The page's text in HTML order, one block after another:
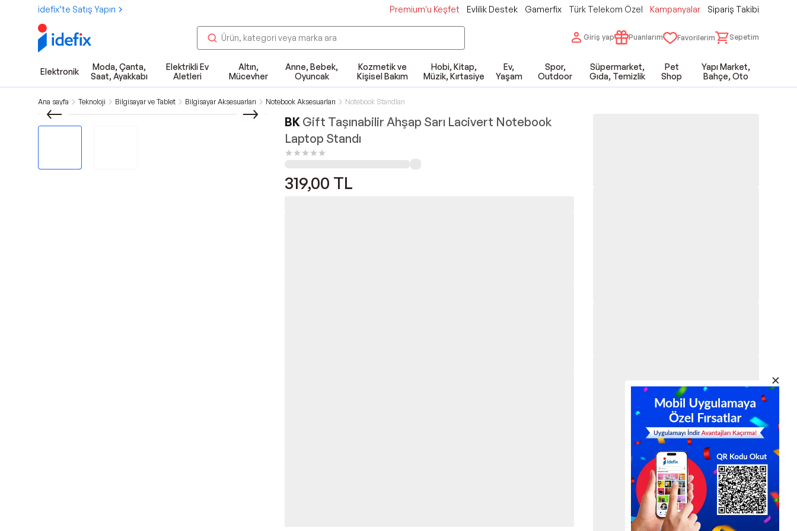
idefix’te Satış Yapın Premium'u Keşfet Evlilik Destek Gamerfix Türk Telekom Özel Kampanyalar Sipariş Takibi
Giriş yap Puanlarım Favorilerim Sepetim
Elektronik
Moda, Çanta,
Saat, Ayakkabı
Elektrikli Ev
Aletleri
Altın,
Mücevher
Anne, Bebek,
Oyuncak
Kozmetik ve
Kişisel Bakım
Hobi, Kitap,
Müzik, Kırtasiye
Ev,
Yaşam
Spor,
Outdoor
Süpermarket,
Gıda, Temizlik
Pet
Shop
Yapı Market,
Bahçe, Oto
Ana sayfa Teknoloji Bilgisayar ve Tablet Bilgisayar Aksesuarları Notebook Aksesuarları Notebook Standları
BK Gift Taşınabilir Ahşap Sarı Lacivert Notebook
Laptop Standı
319,00 TL